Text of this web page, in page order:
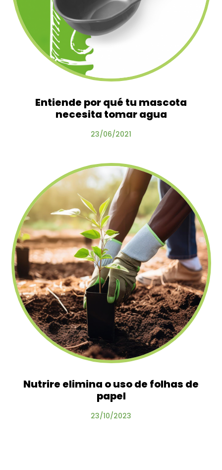
Entiende por qué tu mascota
necesita tomar agua
23/06/2021
Nutrire elimina o uso de folhas de
papel
23/10/2023